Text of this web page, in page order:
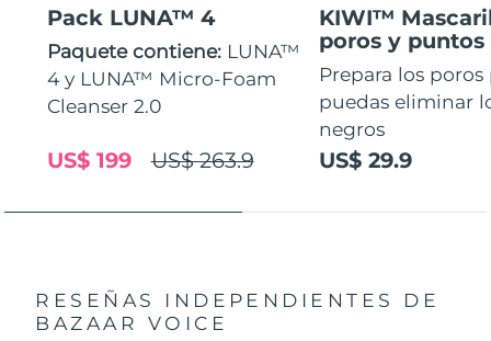
Pack LUNA™ 4
Paquete contiene: LUNA™
4 y LUNA™ Micro-Foam
Cleanser 2.0
US$ 263.9
US$ 199
KIWI™
poros y puntos
Prepara los
puedas eliminar
negros
US$ 29.9
RESEÑAS INDEPENDIENTES
DE
BAZAAR VOICE